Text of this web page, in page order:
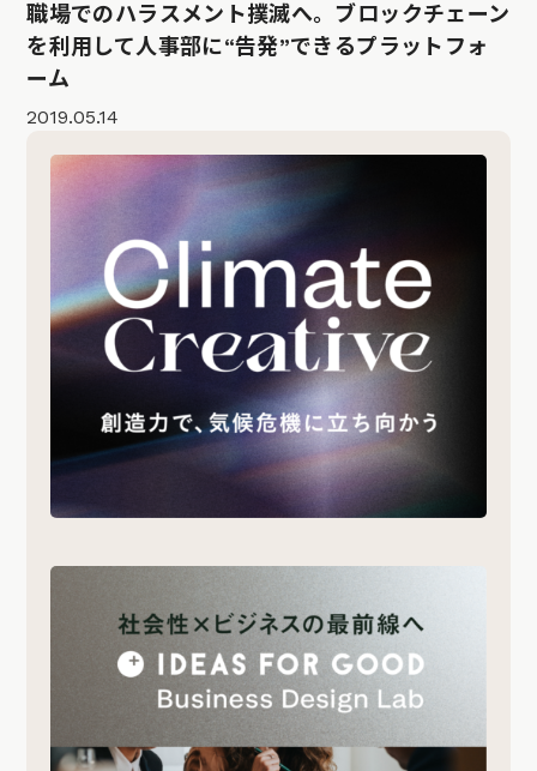
職場でのハラスメント撲滅へ。ブロックチェーン
を利用して人事部に“告発”できるプラットフォ
ーム
2019.05.14